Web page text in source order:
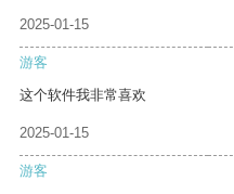
2025-01-15
游客
这个软件我非常喜欢
2025-01-15
游客